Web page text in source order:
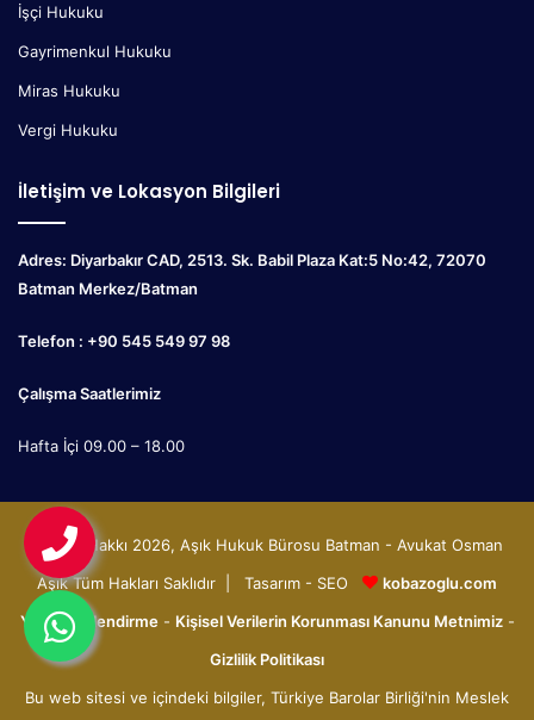
İşçi Hukuku
Gayrimenkul Hukuku
Miras Hukuku
Vergi Hukuku
İletişim ve Lokasyon Bilgileri
Adres: Diyarbakır CAD, 2513. Sk. Babil Plaza Kat:5 No:42, 72070
Batman Merkez/Batman
Telefon : +90 545 549 97 98
Çalışma Saatlerimiz
Hafta İçi 09.00 – 18.00
© Telif Hakkı 2026, Aşık Hukuk Bürosu Batman - Avukat Osman
Aşık Tüm Hakları Saklıdır | Tasarım - SEO
kobazoglu.com
Yasal Bilgilendirme- Kişisel Verilerin Korunması Kanunu Metnimiz-
Gizlilik Politikası
Bu web sitesi ve içindeki bilgiler, Türkiye Barolar Birliği'nin Meslek